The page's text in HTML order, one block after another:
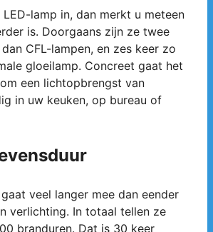
lamp in, dan merkt u meteen
is. Doorgaans zijn ze twee
CFL-lampen, en zes keer zo
gloeilamp. Concreet gaat het
een lichtopbrengst van
in uw keuken, op bureau of
gaat veel langer mee dan eender
verlichting. In totaal tellen ze
branduren. Dat is 30 keer